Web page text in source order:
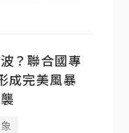
？聯合國專
成完美風暴